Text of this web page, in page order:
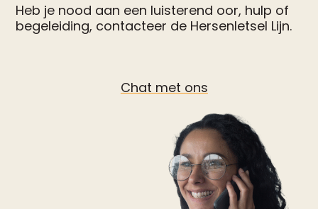
Heb je nood aan een luisterend oor, hulp of
begeleiding, contacteer de Hersenletsel Lijn.
Chat met ons